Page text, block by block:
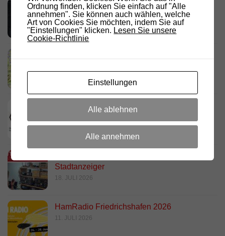
Neues dashboard für APRS Digi
28. JULI 2026
DARC Rundspruch 29/2026
Stadtanzeiger
18. JULI 2026
HamRadio Friedrichshafen 2026
11. JULI 2026
Ordnung finden, klicken Sie einfach auf "Alle
annehmen". Sie können auch wählen, welche
Art von Cookies Sie möchten, indem Sie auf
"Einstellungen" klicken. Lesen Sie unsere
Cookie-Richtlinie
Einstellungen
Alle ablehnen
Alle annehmen